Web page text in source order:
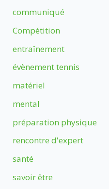
communiqué
Compétition
entraînement
évènement tennis
matériel
mental
préparation physique
rencontre d'expert
santé
savoir être